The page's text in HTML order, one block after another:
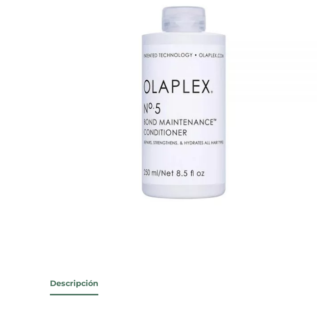
Descripción